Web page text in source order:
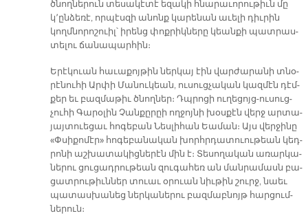
ծնող­նե­րուն տե­սա­կէ­տէ ե­զա­կի հնա­րա­ւո­րու­թիւն մը
կ՚ըն­ձե­ռէ, որ­պէս­զի ա­նոնք կա­րե­նան ա­ւե­լի դիւ­րին
կողմ­նո­րո­շուիլ՝ ի­րենց փոք­րիկ­նե­րը կեան­քի պատ­րաս­
տե­լու ճա­նա­պար­հին։
Ե­րէ­կուան հա­ւա­քոյ­թին ներ­կայ էին վար­ժա­րա­նի տնօ­
րէ­նու­հի Ար­փի Մա­նու­կեան, ու­սուց­չա­կան կազ­մէն դէմ­
քեր եւ բազ­մա­թիւ ծնող­ներ։ Դպրո­ցի ու­ղե­ցոյց-ու­սուց­
չու­հի Գա­րօ­լին Չան­քը­րըի ող­ջոյ­նի խօս­քէն վերջ ար­տա­
յայ­տուե­ցաւ հո­գե­բան Նես­լի­հան Եա­ման։ Այս վեր­ջի­նը
«Փսի­քո­մէր» հո­գե­բա­նա­կան խորհր­դա­տուու­թեան կեդ­
րո­նի աշ­խա­տա­կից­նե­րէն մին է։ Տե­սո­ղա­կան ա­ռար­կա­
նե­րու ցու­ցադ­րու­թեան զու­գա­հեռ ան ման­րա­մասն բա­
ցատ­րու­թիւն­ներ տուաւ օ­րուան նիւ­թին շուրջ, նաեւ
պա­տաս­խա­նեց ներ­կա­նե­րու բազ­մաբ­նոյթ հար­ցում­
նե­րուն։